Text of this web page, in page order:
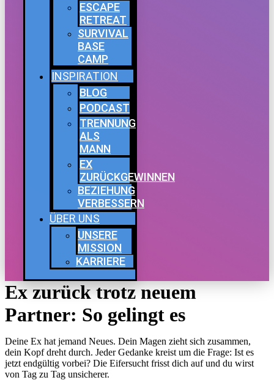
ESCAPE
RETREAT
SURVIVAL
BASE
CAMP
INSPIRATION
BLOG
PODCAST
TRENNUNG
ALS
MANN
EX
ZURÜCKGEWINNEN
BEZIEHUNG
VERBESSERN
ÜBER UNS
UNSERE
MISSION
KARRIERE
Ex zurück trotz neuem
Partner: So gelingt es
Deine Ex hat jemand Neues. Dein Magen zieht sich zusammen,
dein Kopf dreht durch. Jeder Gedanke kreist um die Frage: Ist es
jetzt endgültig vorbei? Die Eifersucht frisst dich auf und du wirst
von Tag zu Tag unsicherer.